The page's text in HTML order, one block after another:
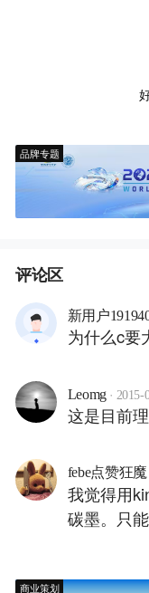
品牌专题
评论区
新用户
为什么c要
Leomg · 2015-
这是目前
febe点赞狂魔
我觉得用
碳墨。只
商业策划